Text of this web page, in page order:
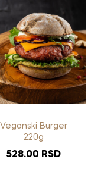
Veganski Burger
220g
528.00 RSD